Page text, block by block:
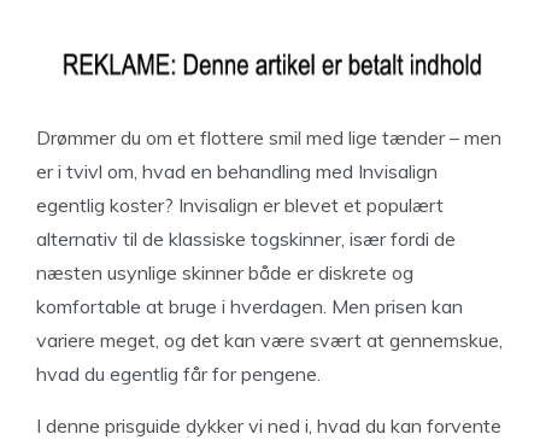
Drømmer du om et flottere smil med lige tænder – men
er i tvivl om, hvad en behandling med Invisalign
egentlig koster? Invisalign er blevet et populært
alternativ til de klassiske togskinner, især fordi de
næsten usynlige skinner både er diskrete og
komfortable at bruge i hverdagen. Men prisen kan
variere meget, og det kan være svært at gennemskue,
hvad du egentlig får for pengene.
I denne prisguide dykker vi ned i, hvad du kan forvente